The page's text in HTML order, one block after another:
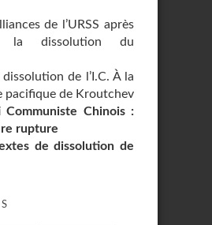
de l’URSS après
dissolution du
de l’I.C. À la
pacifique de Kroutchev
Communiste Chinois :
rupture
de dissolution de